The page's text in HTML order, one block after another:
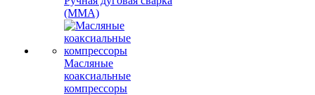
(MMA)
Масляные
коаксиальные
компрессоры